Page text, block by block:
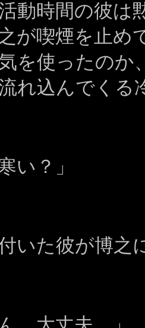
動時間の彼は
が喫煙を止め
を使ったのか
れ込んでくる
寒い？」
いた彼が博之